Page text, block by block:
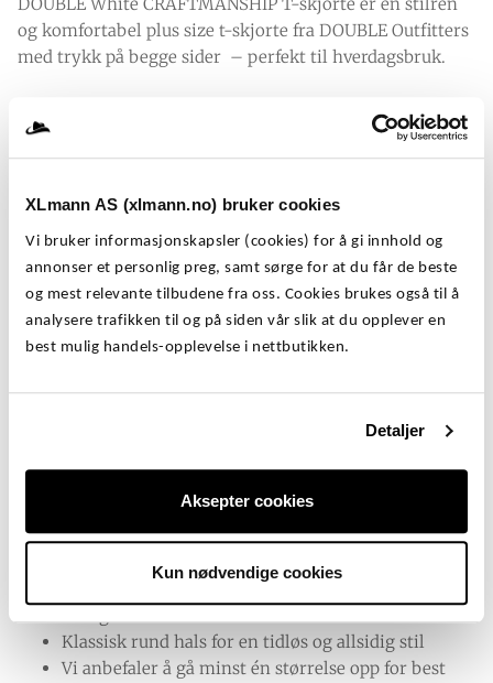
XLmann AS (xlmann.no) bruker cookies
Vi bruker informasjonskapsler (cookies) for å gi innhold og
annonser et personlig preg, samt sørge for at du får de beste
og mest relevante tilbudene fra oss. Cookies brukes også til å
analysere trafikken til og på siden vår slik at du opplever en
best mulig handels-opplevelse i nettbutikken.
Detaljer
Aksepter cookies
Kun nødvendige cookies
og komfortabel plus size t-skjorte fra DOUBLE Outfitters
med trykk på begge sider – perfekt til hverdagsbruk.
T-skjorten er laget i 100% myk og pustende bomull som
gir en lett og behagelig følelse hele dagen. T-skjorten gir
et avslappet og trendy uttrykk som passer like godt til
og er utviklet for menn som ønsker god komfort og
moderne passform.
OBS: Modellen er liten i størrelsen – vi anbefaler å velge
minst én størrelse større enn du vanligvis bruker.
store størrelser (3XL–6XL)
Derfor er denne t-skjorten et
100% bomull – myk, pustende og komfortabel hele
Plus size passform fra 3XL–9XL – god plass og
Klassisk rund hals for en tidløs og allsidig stil
Vi anbefaler å gå minst én størrelse opp for best